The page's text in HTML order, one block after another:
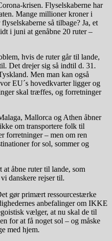
krisen. Flyselskaberne har
Mange millioner kroner i
så tilbage? Ja, et
i juni at genåbne 20 ruter –
hvis de ruter går til lande,
Det drejer sig så indtil d. 31.
Men man kan også
EU´s hovedkvarter ligger og
skal træffes, og forretninger
Mallorca og Athen åbner
om transportere folk til
forretninger – men om ren
for sol, sommer og
at åbne ruter til lande, som
danskere rejser til.
gør primært ressourcestærke
anbefalinger om IKKE
vælger, at nu skal de til
for at få noget sol – og måske
med hjem.